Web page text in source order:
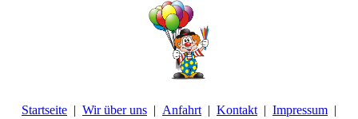
Startseite Wir über uns Anfahrt Kontakt Impressum